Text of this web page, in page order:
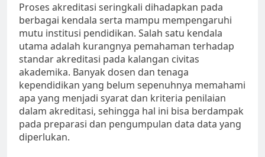
Proses akreditasi seringkali dihadapkan pada
berbagai kendala serta mampu mempengaruhi
mutu institusi pendidikan. Salah satu kendala
utama adalah kurangnya pemahaman terhadap
standar akreditasi pada kalangan civitas
akademika. Banyak dosen dan tenaga
kependidikan yang belum sepenuhnya memahami
apa yang menjadi syarat dan kriteria penilaian
dalam akreditasi, sehingga hal ini bisa berdampak
pada preparasi dan pengumpulan data data yang
diperlukan.